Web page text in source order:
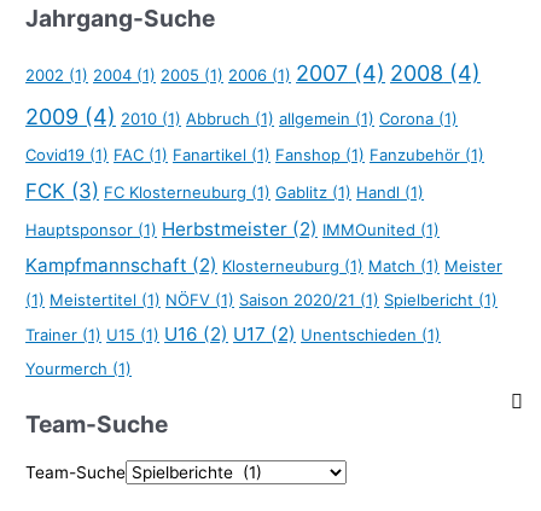
Jahrgang-Suche
2002 (1) 2004 (1) 2005 (1) 2006 (1) 2007 (4) 2008 (4)
2009 (4) 2010 (1) Abbruch (1) allgemein (1) Corona (1)
Covid19 (1) FAC (1) Fanartikel (1) Fanshop (1) Fanzubehör (1)
FCK (3) FC Klosterneuburg (1) Gablitz (1) Handl (1)
Hauptsponsor (1) Herbstmeister (2) IMMOunited (1)
Kampfmannschaft (2) Klosterneuburg (1) Match (1) Meister
(1) Meistertitel (1) NÖFV (1) Saison 2020/21 (1) Spielbericht (1)
Trainer (1) U15 (1) U16 (2) U17 (2) Unentschieden (1)
Yourmerch (1)
Team-Suche
Team-Suche